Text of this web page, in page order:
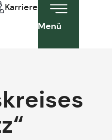
Karriere
Menü